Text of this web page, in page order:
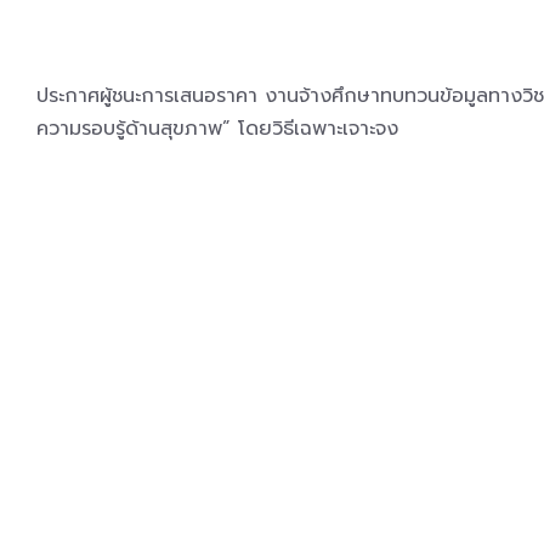
ประกาศผู้ชนะการเสนอราคา งานจ้างศึกษาทบทวนข้อมูลทาง
ความรอบรู้ด้านสุขภาพ” โดยวิธีเฉพาะเจาะจง